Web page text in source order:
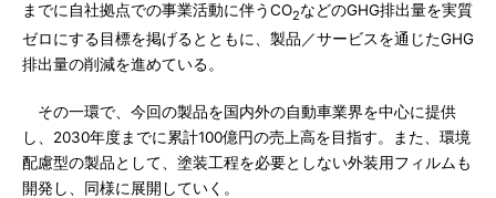
までに自社拠点での事業活動に伴うCO2などのGHG排出量を実質
ゼロにする目標を掲げるとともに、製品／サービスを通じたGHG
排出量の削減を進めている。
その一環で、今回の製品を国内外の自動車業界を中心に提供
し、2030年度までに累計100億円の売上高を目指す。また、環境
配慮型の製品として、塗装工程を必要としない外装用フィルムも
開発し、同様に展開していく。